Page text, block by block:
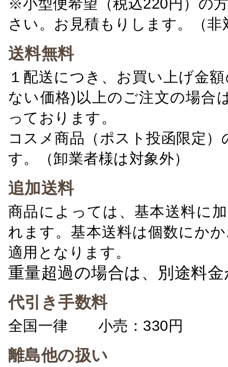
さい。お見積もりします。（非
送料無料
１配送につき、お買い上げ金
ない価格)以上のご注文の場合
っております。
コスメ商品（ポスト投函限定
す。（卸業者様は対象外）
追加送料
商品によっては、基本送料に
れます。基本送料は個数にか
適用となります。
重量超過の場合は、別途料
代引き手数料
全国一律 小売：330円 卸
離島他の扱い